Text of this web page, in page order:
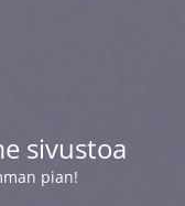
sivustoa
pian!